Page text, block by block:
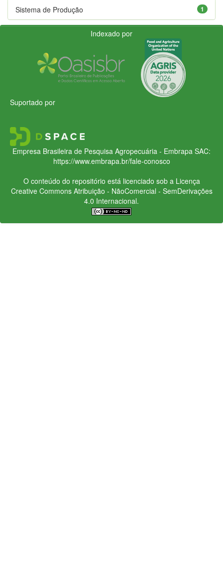
1
Sistema de Produção
Indexado por
Suportado por
Empresa Brasileira de Pesquisa Agropecuária - Embrapa SAC:
https://www.embrapa.br/fale-conosco
O conteúdo do repositório está licenciado sob a Licença
Creative CommonsAtribuição - NãoComercial - SemDerivações
4.0 Internacional.